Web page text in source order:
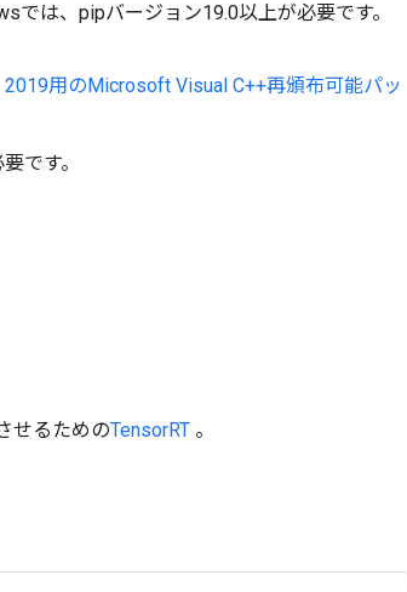
では、pipバージョン19.0以上が必要です。
用のMicrosoft Visual C++再頒布可能パッ
です。
せるためのTensorRT 。